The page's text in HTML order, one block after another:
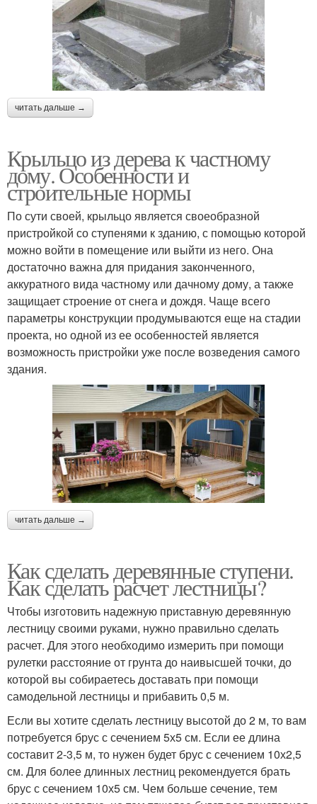
читать дальше →
Крыльцо из дерева к частному
дому. Особенности и
строительные нормы
По сути своей, крыльцо является своеобразной
пристройкой со ступенями к зданию, с помощью которой
можно войти в помещение или выйти из него. Она
достаточно важна для придания законченного,
аккуратного вида частному или дачному дому, а также
защищает строение от снега и дождя. Чаще всего
параметры конструкции продумываются еще на стадии
проекта, но одной из ее особенностей является
возможность пристройки уже после возведения самого
здания.
читать дальше →
Как сделать деревянные ступени.
Как сделать расчет лестницы?
Чтобы изготовить надежную приставную деревянную
лестницу своими руками, нужно правильно сделать
расчет. Для этого необходимо измерить при помощи
рулетки расстояние от грунта до наивысшей точки, до
которой вы собираетесь доставать при помощи
самодельной лестницы и прибавить 0,5 м.
Если вы хотите сделать лестницу высотой до 2 м, то вам
потребуется брус с сечением 5х5 см. Если ее длина
составит 2-3,5 м, то нужен будет брус с сечением 10х2,5
см. Для более длинных лестниц рекомендуется брать
брус с сечением 10х5 см. Чем больше сечение, тем